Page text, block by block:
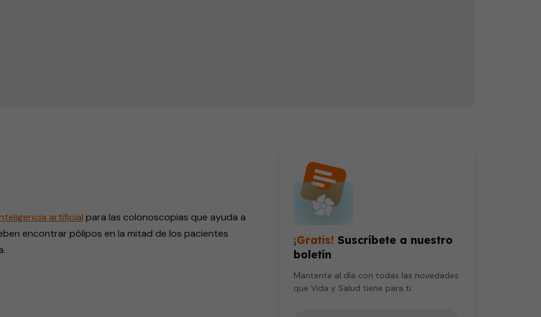
artificial para las colonoscopias que ayuda a
encontrar pólipos en la mitad de los pacientes
¡Gratis! Suscríbete a nuestro
boletín
Mantente al día con todas las novedades
que Vida y Salud tiene para ti.